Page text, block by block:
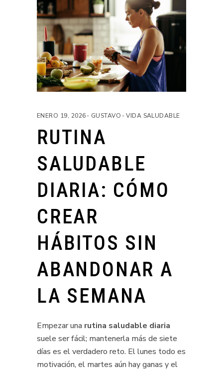
ENERO 19, 2026 GUSTAVO VIDA SALUDABLE
RUTINA
SALUDABLE
DIARIA: CÓMO
CREAR
HÁBITOS SIN
ABANDONAR A
LA SEMANA
Empezar una rutina saludable diaria
suele ser fácil; mantenerla más de siete
días es el verdadero reto. El lunes todo es
motivación, el martes aún hay ganas y el